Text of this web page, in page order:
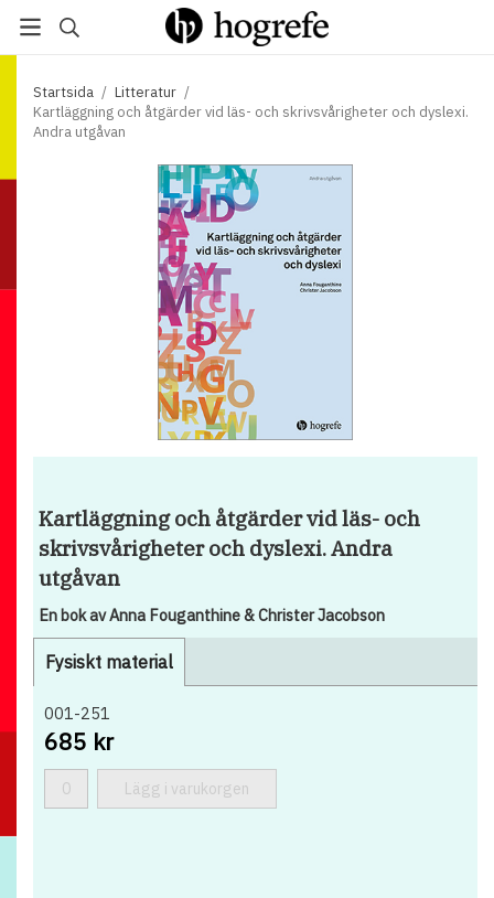
Startsida / Litteratur /
Kartläggning och åtgärder vid läs- och skrivsvårigheter och dyslexi.
Andra utgåvan
Kartläggning och åtgärder vid läs- och
skrivsvårigheter och dyslexi. Andra
utgåvan
En bok av Anna Fouganthine & Christer Jacobson
Fysiskt material
001-251
685 kr
Lägg i varukorgen